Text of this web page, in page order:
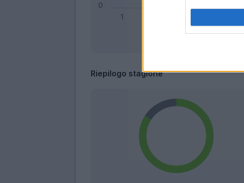
Riepilogo stagione